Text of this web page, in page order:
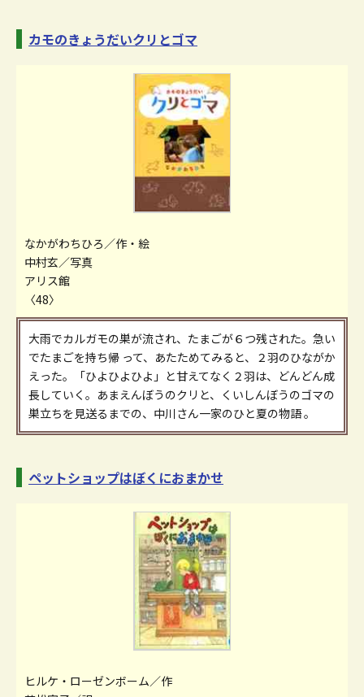
カモのきょうだいクリとゴマ
なかがわちひろ／作・絵
中村玄／写真
アリス館
〈48〉
大雨でカルガモの巣が流され、たまごが６つ残された。急い
でたまごを持ち帰 って、あたためてみると、２羽のひながか
えった。「ひよひよひよ」と甘えてなく２羽は、どんどん成
長していく。あまえんぼうのクリと、くいしんぼうのゴマの
巣立ちを見送るまでの、中川さん一家のひと夏の物語 。
ペットショップはぼくにおまかせ
ヒルケ・ローゼンボーム／作